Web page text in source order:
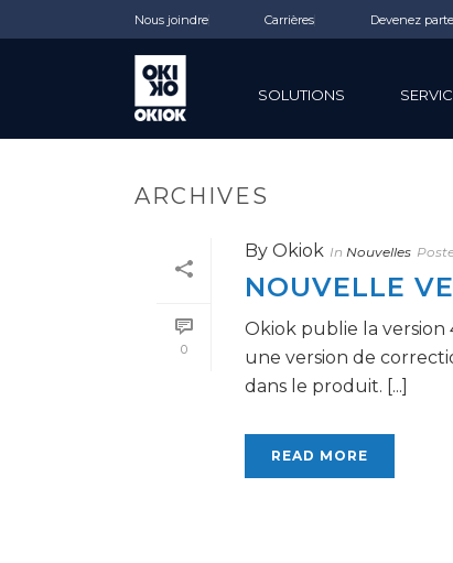
Nous joindre Carrières Devenez
SOLUTIONS
ARCHIVES
0
By Okiok In Nouvelles
NOUVELLE
Okiok publie la version
une version de
dans le produit. [...]
READ MORE